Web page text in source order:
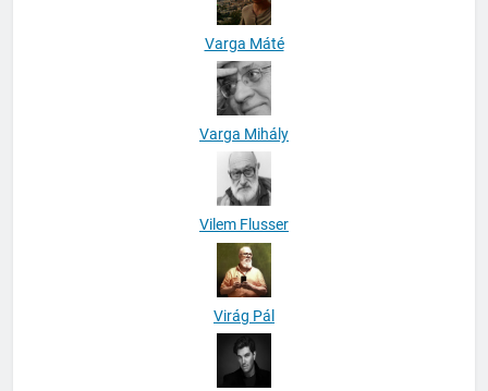
Varga Máté
Varga Mihály
Vilem Flusser
Virág Pál